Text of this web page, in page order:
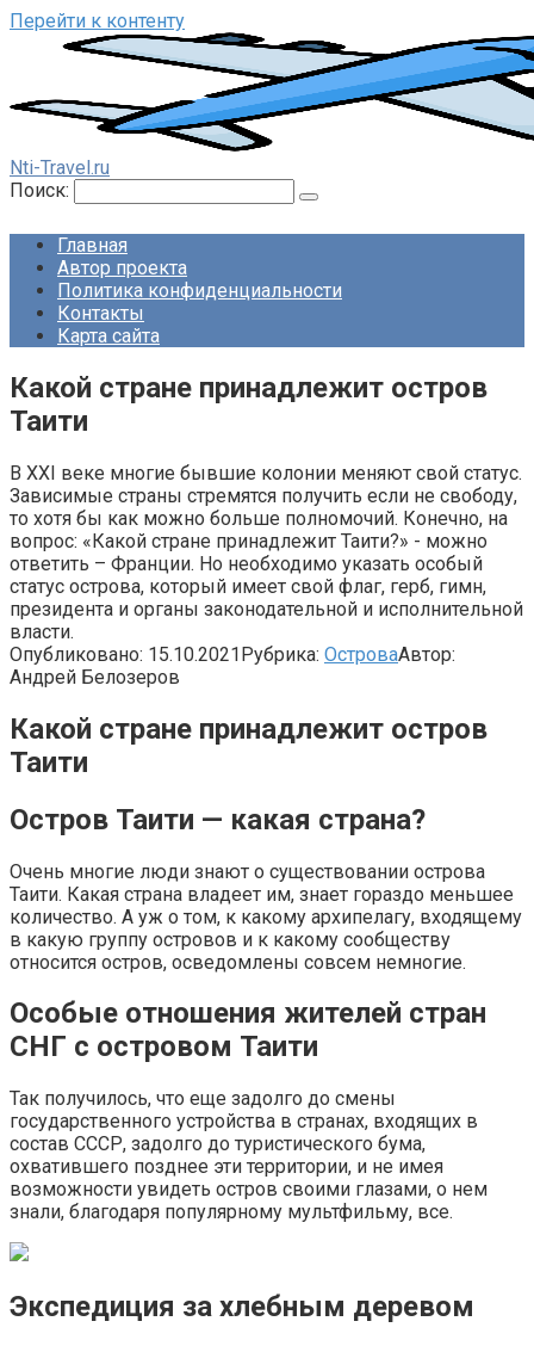
Перейти к контенту
Nti-Travel.ru
Поиск:
Главная
Автор проекта
Политика конфиденциальности
Контакты
Карта сайта
Какой стране принадлежит остров
Таити
В XXI веке многие бывшие колонии меняют свой статус.
Зависимые страны стремятся получить если не свободу,
то хотя бы как можно больше полномочий. Конечно, на
вопрос: «Какой стране принадлежит Таити?» - можно
ответить – Франции. Но необходимо указать особый
статус острова, который имеет свой флаг, герб, гимн,
президента и органы законодательной и исполнительной
власти.
Опубликовано: 15.10.2021Рубрика: ОстроваАвтор:
Андрей Белозеров
Какой стране принадлежит остров
Таити
Остров Таити — какая страна?
Очень многие люди знают о существовании острова
Таити. Какая страна владеет им, знает гораздо меньшее
количество. А уж о том, к какому архипелагу, входящему
в какую группу островов и к какому сообществу
относится остров, осведомлены совсем немногие.
Особые отношения жителей стран
СНГ с островом Таити
Так получилось, что еще задолго до смены
государственного устройства в странах, входящих в
состав СССР, задолго до туристического бума,
охватившего позднее эти территории, и не имея
возможности увидеть остров своими глазами, о нем
знали, благодаря популярному мультфильму, все.
Экспедиция за хлебным деревом